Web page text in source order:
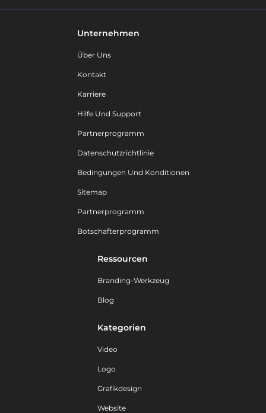
Unternehmen
Über Uns
Kontakt
Karriere
Hilfe Und Support
Partnerprogramm
Datenschutzrichtlinie
Bedingungen Und Konditionen
Sitemap
Partnerprogramm
Botschafterprogramm
Ressourcen
Branding-Werkzeug
Blog
Kategorien
Video
Logo
Grafikdesign
Website